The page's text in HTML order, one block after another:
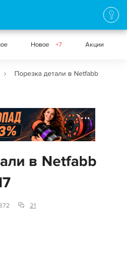
Новое +7 Акции
Порезка детали в Netfabb
в Netfabb
21